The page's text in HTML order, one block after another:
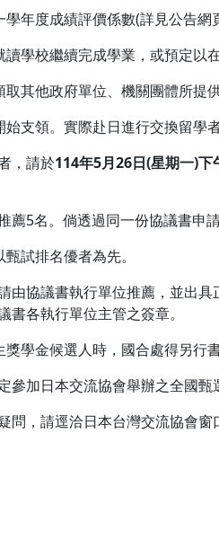
年度成績評價係數(詳見公告網
學校繼續完成學業，或預定以
其他政府單位、機關團體所提
支領。實際赴日進行交換留學
，請於114年5月26日(星期一)下
薦5名。倘透過同一份協議書申
試排名優者為先。
由協議書執行單位推薦，並出
各執行單位主管之簽章。
學金候選人時，國合處得另行
加日本交流協會舉辦之全國甄
問，請逕洽日本台灣交流協會